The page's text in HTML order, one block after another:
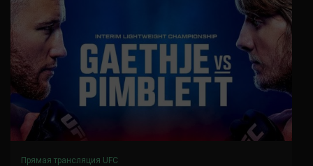
Прямая трансляция UFC